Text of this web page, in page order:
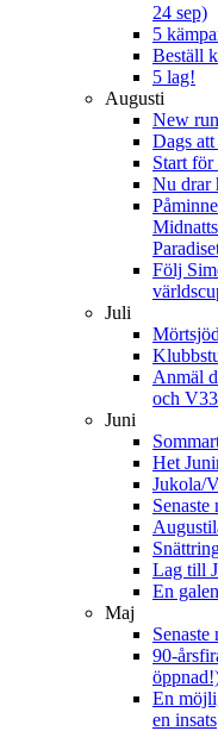
24 sep)
5
Beställ
5 lag!
Augusti
New
Dags
Start för
Nu drar
Följ
Juli
Anmäl
och
Juni
Het
Jukola/
Lag till
En
Maj
90-
En
en insats